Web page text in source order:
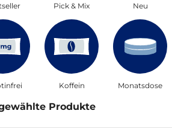
Pick & Mix Neu
Koffein Monatsdose
Produkte